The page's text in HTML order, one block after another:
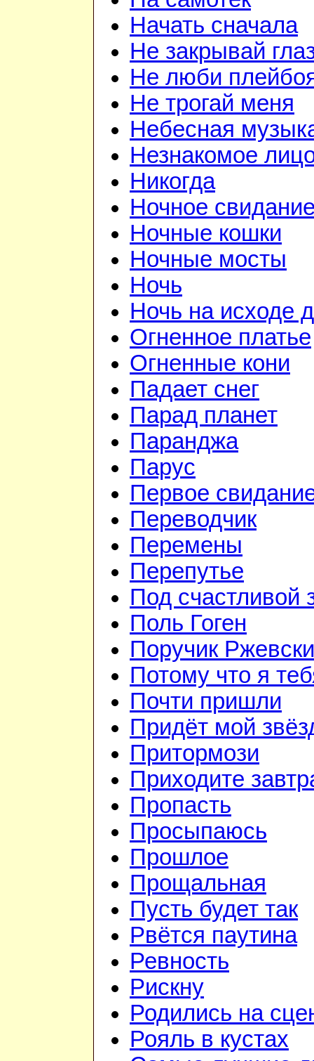
Начать сначала
Не закрывай
Не люби
Не трогай меня
Небесная
Незнакомое
Никогда
Ночное
Ночные кошки
Ночные мосты
Ночь
Ночь на исходе
Огненное платье
Огненные кони
Падает снег
Парад планет
Паранджа
Парус
Первое
Переводчик
Перемены
Перепутье
Под счастливой
Поль Гоген
Поручик
Потому что я
Почти пришли
Придёт мой
Притормози
Приходите
Пропасть
Просыпаюсь
Прошлое
Прощальная
Пусть будет так
Рвётся паутина
Ревность
Рискну
Родились на
Рояль в кустах